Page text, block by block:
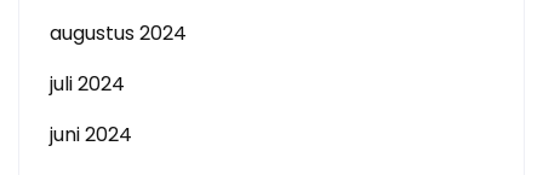
augustus 2024
juli 2024
juni 2024